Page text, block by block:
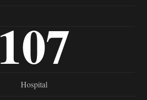
107
Hospital